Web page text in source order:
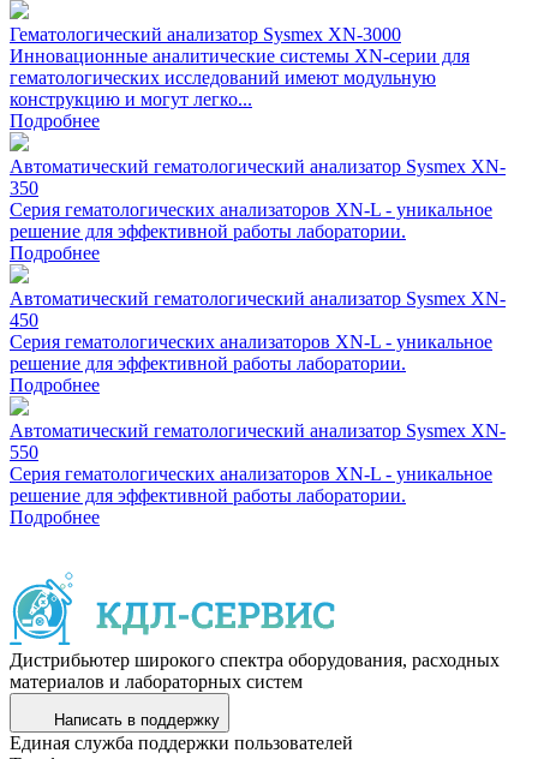
Гематологический анализатор Sysmex XN-3000
Инновационные аналитические системы ХN-серии для
гематологических исследований имеют модульную
конструкцию и могут легко...
Подробнее
Автоматический гематологический анализатор Sysmex XN-
350
Cерия гематологических анализаторов XN-L - уникальное
решение для эффективной работы лаборатории.
Подробнее
Автоматический гематологический анализатор Sysmex XN-
450
Cерия гематологических анализаторов XN-L - уникальное
решение для эффективной работы лаборатории.
Подробнее
Автоматический гематологический анализатор Sysmex XN-
550
Cерия гематологических анализаторов XN-L - уникальное
решение для эффективной работы лаборатории.
Подробнее
Дистрибьютер широкого спектра оборудования, расходных
материалов и лабораторных систем
Написать в поддержку
Единая служба поддержки пользователей